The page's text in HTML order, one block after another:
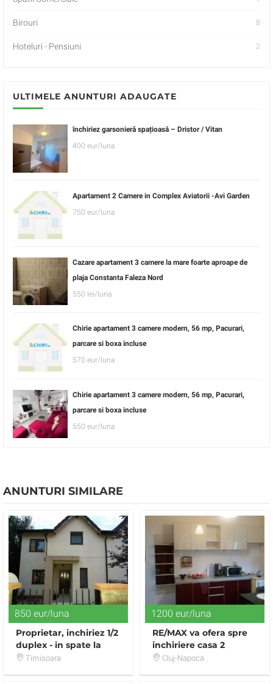
Birouri 8
Hoteluri - Pensiuni 2
ULTIMELE ANUNTURI ADAUGATE
închiriez garsonieră spațioasă – Dristor / Vitan
400 eur/luna
Apartament 2 Camere in Complex Aviatorii -Avi Garden
750 eur/luna
Cazare apartament 3 camere la mare foarte aproape de
plaja Constanta Faleza Nord
550 lei/luna
Chirie apartament 3 camere modern, 56 mp, Pacurari,
parcare si boxa incluse
570 eur/luna
Chirie apartament 3 camere modern, 56 mp, Pacurari,
parcare si boxa incluse
550 eur/luna
ANUNTURI SIMILARE
850 eur/luna
Proprietar, inchiriez 1/2
duplex - in spate la
Decathlon
Timisoara
1200 eur/luna
RE/MAX va ofera spre
inchiriere casa 2
camere Andrei
Cluj-Napoca